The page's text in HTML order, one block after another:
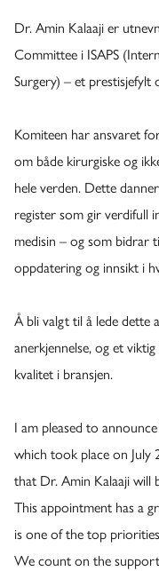
​​Dr. Amin Kalaaji er
Committee i ISAPS
Surgery) – et prestisjefylt
​​Komiteen har ansvaret
om både kirurgiske og
hele verden. Dette
register som gir verdifull
medisin – og som bidrar
oppdatering og innsikt i
​​Å bli valgt til å lede dette
anerkjennelse, og et
kvalitet i bransjen.
​​I am pleased to
which took place on July
that Dr. Amin Kalaajiwill
​​This appointment has a
is one of the top
​​We count on the